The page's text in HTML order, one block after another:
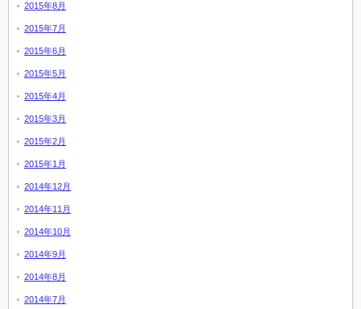
2015年8月
2015年7月
2015年6月
2015年5月
2015年4月
2015年3月
2015年2月
2015年1月
2014年12月
2014年11月
2014年10月
2014年9月
2014年8月
2014年7月